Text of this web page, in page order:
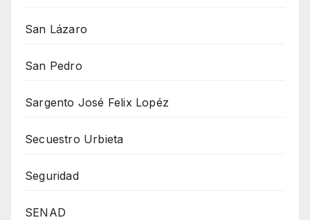
San Lázaro
San Pedro
Sargento José Felix Lopéz
Secuestro Urbieta
Seguridad
SENAD